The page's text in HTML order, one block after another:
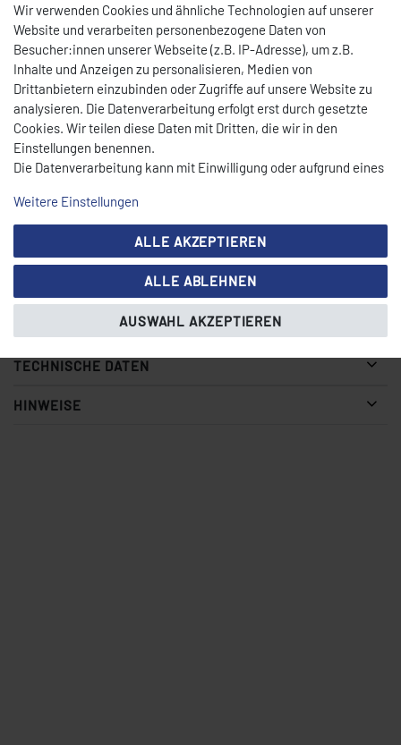
* Nettopreis | Bruttopreis inkl. 19% MwSt.: 11,90 EUR, zzgl.Versandkosten
DOWNLOAD PDF
BESCHREIBUNG
Halogenlampe mit G9 Sockel
Nennleistung: 34 W
Nennspannung: 230 Volt
Durchmesser: 14 mm
Länge: 43 mm
mittlere Lebensdauer:
TECHNISCHE DATEN
HINWEISE
Wir verwenden Cookies und ähnliche Technologien auf unserer
Website und verarbeiten personenbezogene Daten von
Besucher:innen unserer Webseite (z.B. IP-Adresse), um z.B.
Inhalte und Anzeigen zu personalisieren, Medien von
Drittanbietern einzubinden oder Zugriffe auf unsere Website zu
analysieren. Die Datenverarbeitung erfolgt erst durch gesetzte
Cookies. Wir teilen diese Daten mit Dritten, die wir in den
Einstellungen benennen.
Die Datenverarbeitung kann mit Einwilligung oder aufgrund eines
oder abgelehnt werden. Es besteht das Recht, nicht einzuwilligen
und die Einwilligung zu einem späteren Zeitpunkt zu ändern oder
zu widerrufen. Beachten Sie unserImpressum
Hinweise zur Verwendung personenbezogener Daten in unserer
Weitere Einstellungen
ALLE AKZEPTIEREN
ALLE ABLEHNEN
AUSWAHL AKZEPTIEREN